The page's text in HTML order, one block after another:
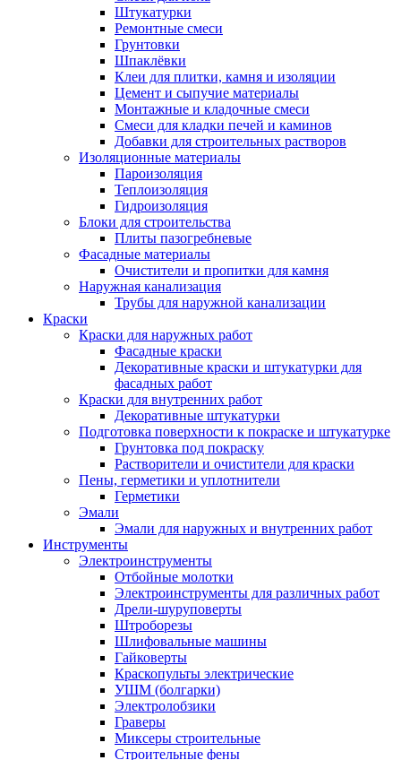
Штукатурки
Ремонтные смеси
Грунтовки
Шпаклёвки
Клеи для плитки, камня и изоляции
Цемент и сыпучие материалы
Монтажные и кладочные смеси
Смеси для кладки печей и каминов
Добавки для строительных растворов
Изоляционные материалы
Пароизоляция
Теплоизоляция
Гидроизоляция
Блоки для строительства
Плиты пазогребневые
Фасадные материалы
Очистители и пропитки для камня
Наружная канализация
Трубы для наружной канализации
Краски
Краски для наружных работ
Фасадные краски
Декоративные краски и штукатурки для
фасадных работ
Краски для внутренних работ
Декоративные штукатурки
Подготовка поверхности к покраске и штукатурке
Грунтовка под покраску
Растворители и очистители для краски
Пены, герметики и уплотнители
Герметики
Эмали
Эмали для наружных и внутренних работ
Инструменты
Электроинструменты
Отбойные молотки
Электроинструменты для различных работ
Дрели-шуруповерты
Штроборезы
Шлифовальные машины
Гайковерты
Краскопульты электрические
УШМ (болгарки)
Электролобзики
Граверы
Миксеры строительные
Строительные фены